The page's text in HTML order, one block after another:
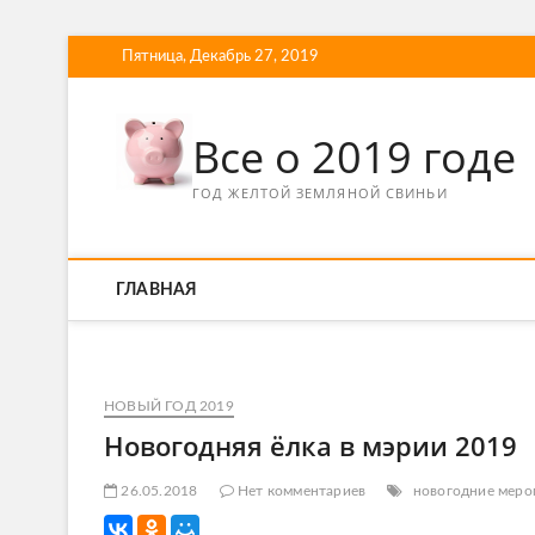
Пятница, Декабрь 27, 2019
Все о 2019 годе
ГОД ЖЕЛТОЙ ЗЕМЛЯНОЙ СВИНЬИ
ГЛАВНАЯ
НОВЫЙ ГОД 2019
Новогодняя ёлка в мэрии 2019
26.05.2018 Нет комментариев новогодние